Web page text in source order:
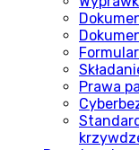
Prawa